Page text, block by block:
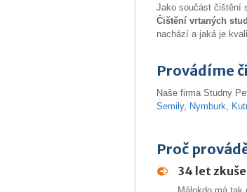
Jako součást čištění
Čištění vrtaných
nachází a jaká je
Provádíme
Naše firma Studny
Semily, Nymburk
Proč
34 let